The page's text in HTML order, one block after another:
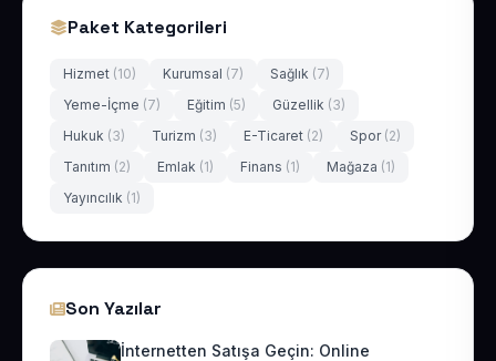
Paket Kategorileri
Hizmet (10) Kurumsal (7) Sağlık (7)
Yeme-İçme (7) Eğitim (5) Güzellik (3)
Hukuk (3) Turizm (3) E-Ticaret (2) Spor (2)
Tanıtım (2) Emlak (1) Finans (1) Mağaza (1)
Yayıncılık (1)
Son Yazılar
İnternetten Satışa Geçin: Online